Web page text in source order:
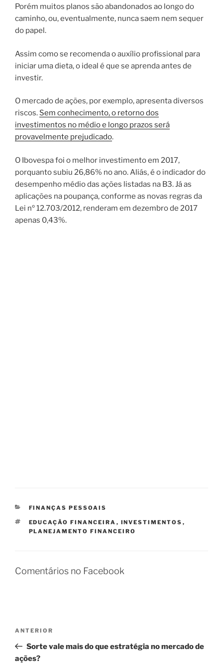
Porém muitos planos são abandonados ao longo do
caminho, ou, eventualmente, nunca saem nem sequer
do papel.
Assim como se recomenda o auxílio profissional para
iniciar uma dieta, o ideal é que se aprenda antes de
investir.
O mercado de ações, por exemplo, apresenta diversos
riscos. Sem conhecimento, o retorno dos
investimentos no médio e longo prazos será
provavelmente prejudicado.
O Ibovespa foi o melhor investimento em 2017,
porquanto subiu 26,86% no ano. Aliás, é o indicador do
desempenho médio das ações listadas na B3. Já as
aplicações na poupança, conforme as novas regras da
Lei nº 12.703/2012, renderam em dezembro de 2017
apenas 0,43%.
CATEGORIAS
FINANÇAS PESSOAIS
TAGS
EDUCAÇÃO FINANCEIRA , INVESTIMENTOS ,
PLANEJAMENTO FINANCEIRO
Comentários no Facebook
Post
Post
anterior
ANTERIOR
Sorte vale mais do que estratégia no mercado de
ações?